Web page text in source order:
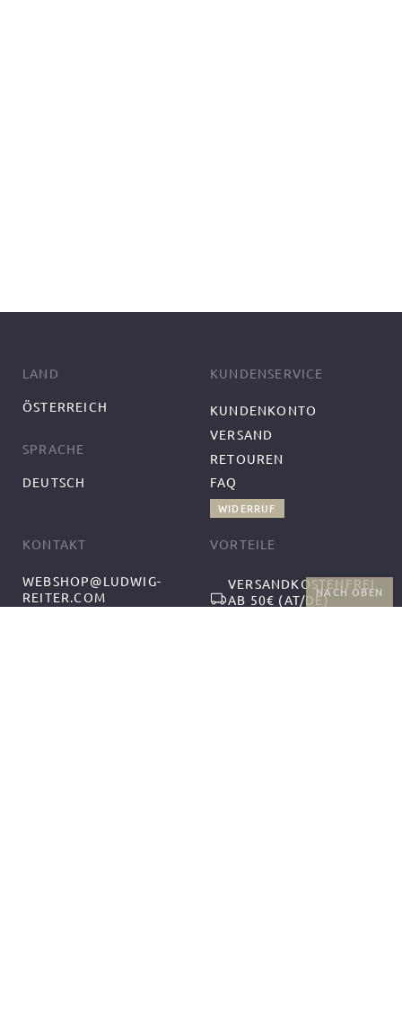
NACH OBEN
LAND
ÖSTERREICH
SPRACHE
DEUTSCH
KUNDENSERVICE
KUNDENKONTO
VERSAND
RETOUREN
FAQ
WIDERRUF
KONTAKT
WEBSHOP@LUDWIG-
REITER.COM
VORTEILE
VERSANDKOSTENFREI
AB 50€ (AT/DE)